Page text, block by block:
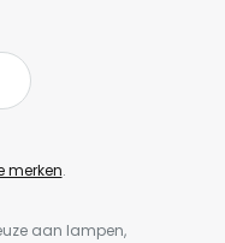
merken.
aan lampen,